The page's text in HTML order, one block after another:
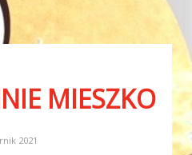
MIESZKO
2021